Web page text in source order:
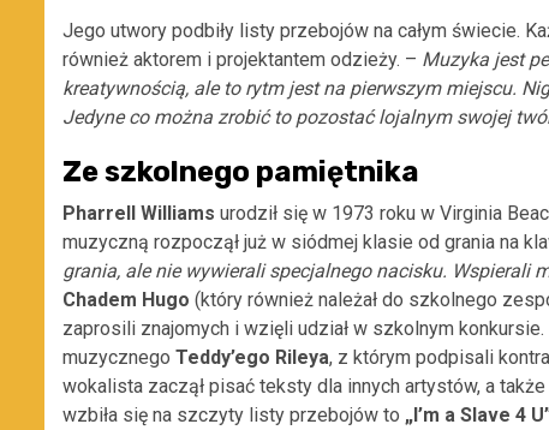
Jego utwory podbiły listy przebojów na całym świecie.
również aktorem i projektantem odzieży. – Muzyka jest
kreatywnością, ale to rytm jest na pierwszym miejscu.
Jedyne co można zrobić to pozostać lojalnym swojej
Ze szkolnego pamiętnika
Pharrell Williams urodził się w 1973 roku w Virginia
muzyczną rozpoczął już w siódmej klasie od grania na
grania, ale nie wywierali specjalnego nacisku. Wspierali
Chadem Hugo (który również należał do szkolnego
zaprosili znajomych i wzięli udział w szkolnym
muzycznego Teddy’ego Rileya, z którym podpisali
wokalista zaczął pisać teksty dla innych artystów, a
wzbiła się na szczyty listy przebojów to „I’m a Slave 4